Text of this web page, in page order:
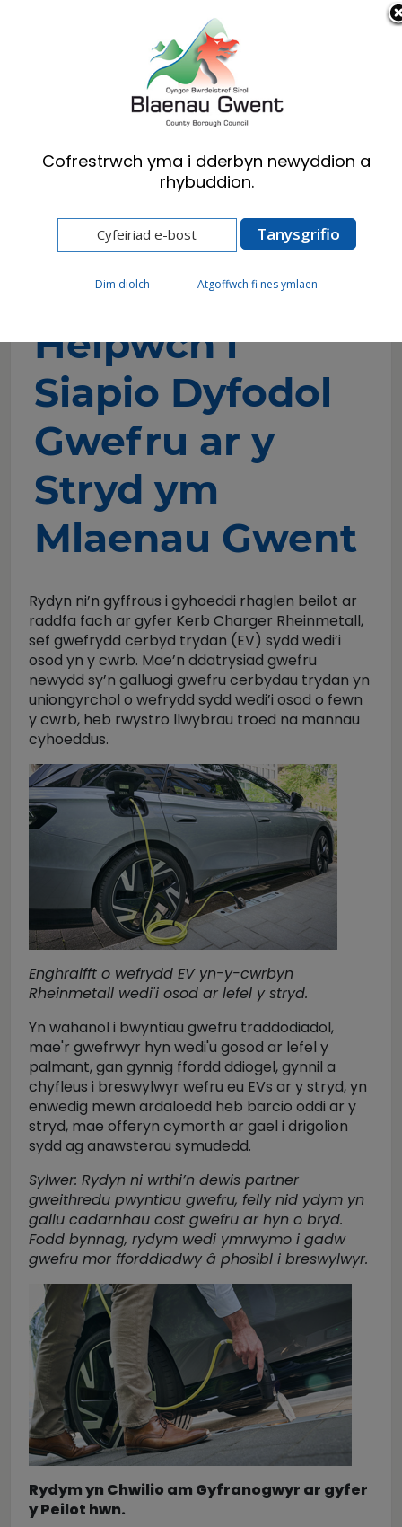
Cymraeg English
Preswylwyr
Helpwch i Siapio Dyfodol Gwefru ar y Stryd ym
Mlaenau Gwent
Helpwch i
Siapio Dyfodol
Gwefru ar y
Stryd ym
Mlaenau Gwent
Rydyn ni’n gyffrous i gyhoeddi rhaglen beilot ar
raddfa fach ar gyfer Kerb Charger Rheinmetall,
sef gwefrydd cerbyd trydan (EV) sydd wedi’i
osod yn y cwrb. Mae’n ddatrysiad gwefru
newydd sy’n galluogi gwefru cerbydau trydan yn
uniongyrchol o wefrydd sydd wedi’i osod o fewn
y cwrb, heb rwystro llwybrau troed na mannau
cyhoeddus.
Enghraifft o wefrydd EV yn-y-cwrbyn
Rheinmetall wedi'i osod ar lefel y stryd.
Yn wahanol i bwyntiau gwefru traddodiadol,
mae'r gwefrwyr hyn wedi'u gosod ar lefel y
palmant, gan gynnig ffordd ddiogel, gynnil a
chyfleus i breswylwyr wefru eu EVs ar y stryd, yn
enwedig mewn ardaloedd heb barcio oddi ar y
stryd, mae offeryn cymorth ar gael i drigolion
sydd ag anawsterau symudedd.
Sylwer: Rydyn ni wrthi’n dewis partner
gweithredu pwyntiau gwefru, felly nid ydym yn
gallu cadarnhau cost gwefru ar hyn o bryd.
Fodd bynnag, rydym wedi ymrwymo i gadw
gwefru mor fforddiadwy â phosibl i breswylwyr.
Rydym yn Chwilio am Gyfranogwyr ar gyfer
y Peilot hwn.
Cofrestrwch yma i dderbyn newyddion a
rhybuddion.
Dim diolch Atgoffwch fi nes ymlaen